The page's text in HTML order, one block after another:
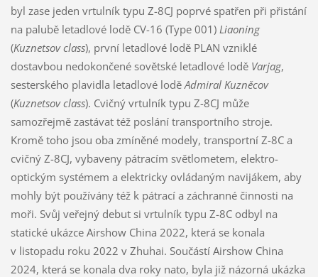
byl zase jeden vrtulník typu Z-8CJ poprvé spatřen při přistání
na palubě letadlové lodě CV-16 (Type 001) Liaoning
(Kuznetsov class), první letadlové lodě PLAN vzniklé
dostavbou nedokončené sovětské letadlové lodě Varjag,
sesterského plavidla letadlové lodě Admiral Kuzněcov
(Kuznetsov class). Cvičný vrtulník typu Z-8CJ může
samozřejmě zastávat též poslání transportního stroje.
Kromě toho jsou oba zmíněné modely, transportní Z-8C a
cvičný Z-8CJ, vybaveny pátracím světlometem, elektro-
optickým systémem a elektricky ovládaným navijákem, aby
mohly být používány též k pátrací a záchranné činnosti na
moři. Svůj veřejný debut si vrtulník typu Z-8C odbyl na
statické ukázce Airshow China 2022, která se konala
v listopadu roku 2022 v Zhuhai. Součástí Airshow China
2024, která se konala dva roky nato, byla již názorná ukázka